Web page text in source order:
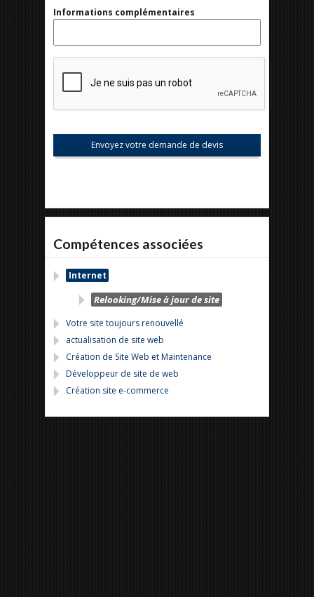
Informations complémentaires
Compétences associées
Internet
Relooking/Mise à jour de site
Votre site toujours renouvellé
actualisation de site web
Création de Site Web et Maintenance
Développeur de site de web
Création site e-commerce